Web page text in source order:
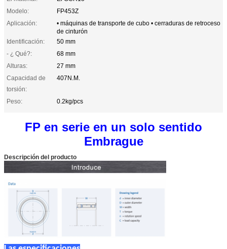
Modelo:
FP453Z
Aplicación:
• máquinas de transporte de cubo • cerraduras de retroceso
de cinturón
Identificación:
50 mm
- ¿ Qué?:
68 mm
Alturas:
27 mm
Capacidad de
torsión:
407N.M.
Peso: 0.2kg/pcs
FP en serie en un solo sentido
Embrague
Descripción del producto